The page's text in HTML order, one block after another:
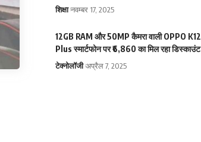
शिक्षा नवम्बर 17, 2025
12GB RAM और 50MP कैमरा वाली OPPO K12
Plus स्मार्टफोन पर ₹6,860 का मिल रहा डिस्काउंट
टेक्नोलॉजी अप्रैल 7, 2025